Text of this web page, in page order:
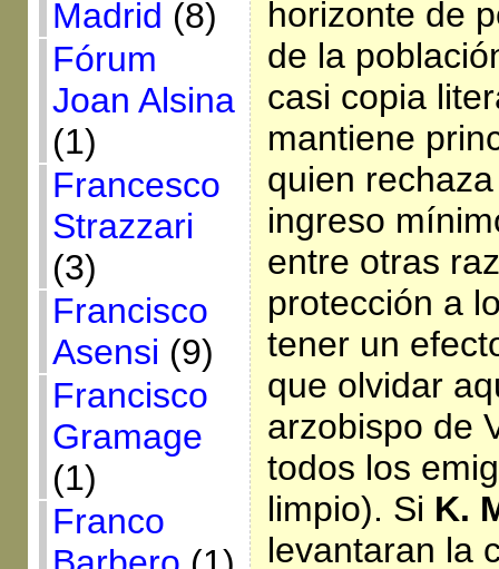
Madrid (8)
Fórum
Joan Alsina
(1)
Francesco
Strazzari
(3)
Francisco
Asensi (9)
Francisco
Gramage
(1)
Franco
horizonte de
de la
casi copia
mantiene
quien
ingreso
entre otras
protección a
tener un
que olvidar
arzobispo de
todos los
limpio). Si K.
levantaran la